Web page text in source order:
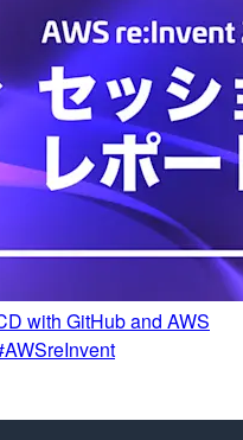
with GitHub and AWS